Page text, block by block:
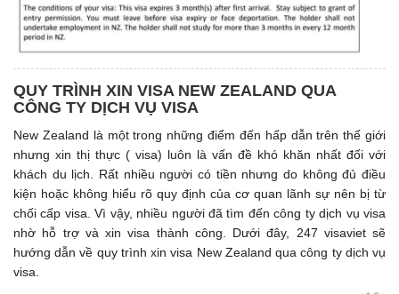
QUY TRÌNH XIN VISA NEW ZEALAND QUA
CÔNG TY DỊCH VỤ VISA
New Zealand là một trong những điểm đến hấp dẫn trên thế giới
nhưng xin thị thực ( visa) luôn là vấn đề khó khăn nhất đối với
khách du lịch. Rất nhiều người có tiền nhưng do không đủ điều
kiện hoặc không hiểu rõ quy định của cơ quan lãnh sự nên bị từ
chối cấp visa. Vì vậy, nhiều người đã tìm đến công ty dịch vụ visa
nhờ hỗ trợ và xin visa thành công. Dưới đây, 247 visaviet sẽ
hướng dẫn về quy trình xin visa New Zealand qua công ty dịch vụ
visa.